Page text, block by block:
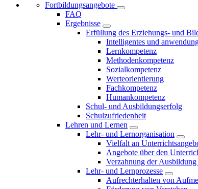
Fortbildungsangebote
FAQ
Ergebnisse
Erfüllung des Erziehungs- und
Intelligentes und
Lernkompetenz
Methodenkompetenz
Sozialkompetenz
Werteorientierung
Fachkompetenz
Humankompetenz
Schul- und Ausbildungserfolg
Schulzufriedenheit
Lehren und Lernen
Lehr- und Lernorganisation
Vielfalt an
Angebote über den
Verzahnung der
Lehr- und Lernprozesse
Aufrechterhalten von